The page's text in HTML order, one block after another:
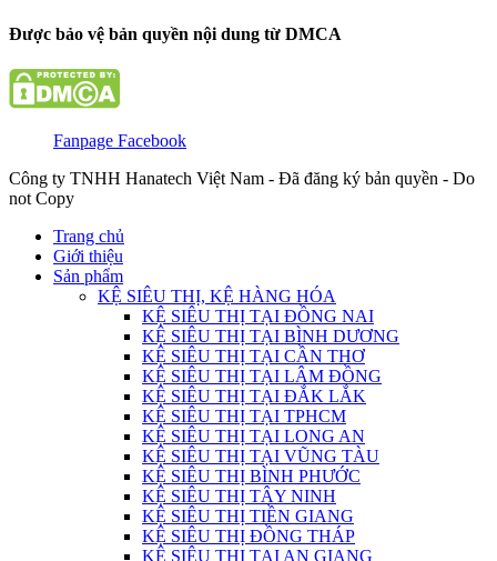
Được bảo vệ bản quyền nội dung từ DMCA
Fanpage Facebook
Công ty TNHH Hanatech Việt Nam - Đã đăng ký bản quyền - Do
not Copy
Trang chủ
Giới thiệu
Sản phẩm
KỆ SIÊU THỊ, KỆ HÀNG HÓA
KỆ SIÊU THỊ TẠI ĐỒNG NAI
KỆ SIÊU THỊ TẠI BÌNH DƯƠNG
KỆ SIÊU THỊ TẠI CẦN THƠ
KỆ SIÊU THỊ TẠI LÂM ĐỒNG
KỆ SIÊU THỊ TẠI ĐẮK LẮK
KỆ SIÊU THỊ TẠI TPHCM
KỆ SIÊU THỊ TẠI LONG AN
KỆ SIÊU THỊ TẠI VŨNG TÀU
KỆ SIÊU THỊ BÌNH PHƯỚC
KỆ SIÊU THỊ TÂY NINH
KỆ SIÊU THỊ TIỀN GIANG
KỆ SIÊU THỊ ĐỒNG THÁP
KỆ SIÊU THỊ TẠI AN GIANG